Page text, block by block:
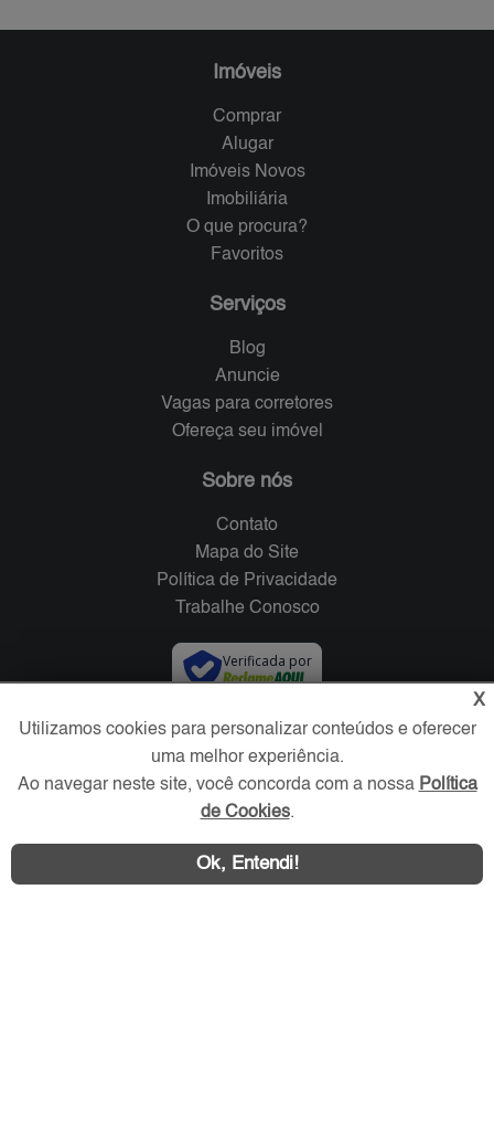
Imóveis
Comprar
Alugar
Imóveis Novos
Imobiliária
O que procura?
Favoritos
Serviços
Blog
Anuncie
Vagas para corretores
Ofereça seu imóvel
Sobre nós
Contato
Mapa do Site
Política de Privacidade
Trabalhe Conosco
Verificada por
Redes Sociais
X
Utilizamos cookies para personalizar conteúdos e oferecer
uma melhor experiência.
Ao navegar neste site, você concorda com a nossa Política
de Cookies.
Ok, Entendi!